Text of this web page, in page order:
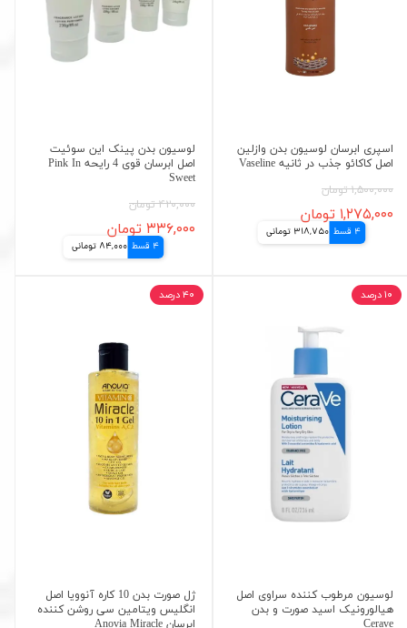
اسپری ابرسان لوسیون بدن وازلین
اصل کاکائو جذب در ثانیه Vaseline
۱,۵۰۰,۰۰۰ تومان
۱,۲۷۵,۰۰۰ تومان
4 قسط 318,750 تومانی
لوسیون بدن پینک این سوئیت
اصل ابرسان قوی 4 رایحه Pink In
Sweet
۴۲۰,۰۰۰ تومان
۳۳۶,۰۰۰ تومان
4 قسط 84,000 تومانی
لوسیون مرطوب کننده سراوی اصل
هیالورونیک اسید صورت و بدن
Cerave
۱۰ درصد
ژل صورت بدن 10 کاره آنوویا اصل
انگلیس ویتامین سی روشن کننده
ابرسان Anovia Miracle
۴۰ درصد